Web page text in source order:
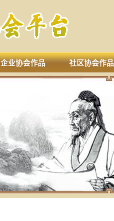
企业协会作品 社区协会作品